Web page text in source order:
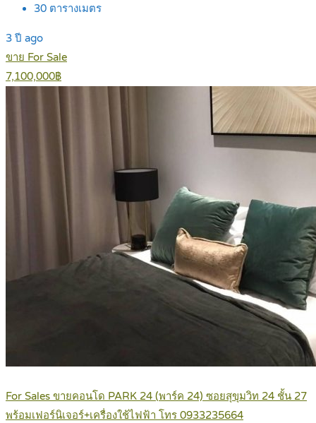
30 ตารางเมตร
3 ปี ago
ขาย For Sale
7,100,000฿
For Sales ขายคอนโด PARK 24 (พาร์ค 24) ซอยสุขุมวิท 24 ชั้น 27
พร้อมเฟอร์นิเจอร์+เครื่องใช้ไฟฟ้า โทร 0933235664